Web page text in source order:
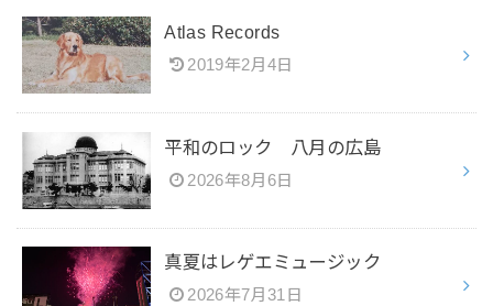
Atlas Records
2019年2月4日
平和のロック 八月の広島
2026年8月6日
真夏はレゲエミュージック
2026年7月31日